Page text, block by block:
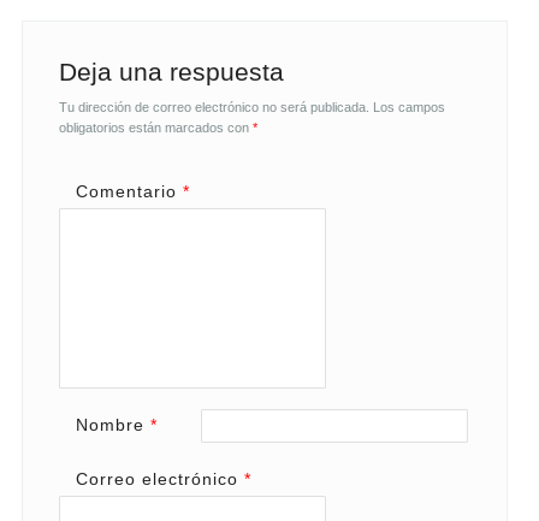
Deja una respuesta
Tu dirección de correo electrónico no será publicada. Los campos
obligatorios están marcados con *
Comentario *
Nombre *
Correo electrónico *